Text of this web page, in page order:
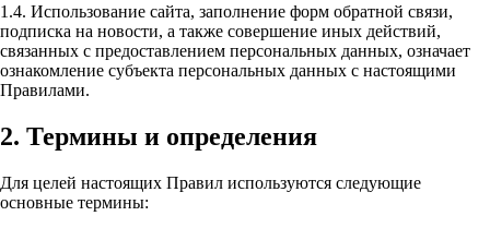
1.4. Использование сайта, заполнение форм обратной связи,
подписка на новости, а также совершение иных действий,
связанных с предоставлением персональных данных, означает
ознакомление субъекта персональных данных с настоящими
Правилами.
2. Термины и определения
Для целей настоящих Правил используются следующие
основные термины: